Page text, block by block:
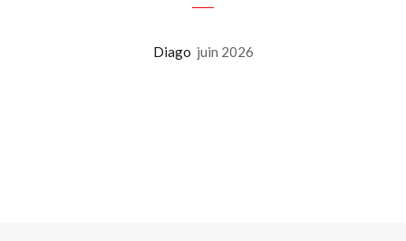
Diago juin 2026